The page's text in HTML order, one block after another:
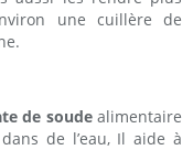
une cuillère de
de soudealimentaire
de l’eau, Il aide à